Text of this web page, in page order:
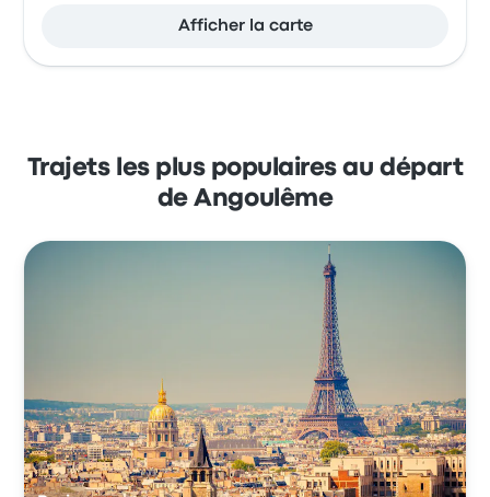
Afficher la carte
Trajets les plus populaires au départ
de Angoulême